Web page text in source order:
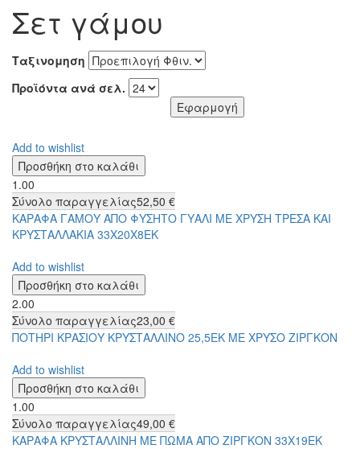
Σετ γάμου
Ταξινομηση
Προϊόντα ανά σελ.
Add to wishlist
1.00
Σύνολο παραγγελίας52,50 €
ΚΑΡΑΦΑ ΓΑΜΟΥ ΑΠΟ ΦΥΣΗΤΟ ΓΥΑΛΙ ΜΕ ΧΡΥΣΗ ΤΡΕΣΑ ΚΑΙ
ΚΡΥΣΤΑΛΛΑΚΙΑ 33Χ20Χ8ΕΚ
Add to wishlist
2.00
Σύνολο παραγγελίας23,00 €
ΠΟΤΗΡΙ ΚΡΑΣΙΟΥ ΚΡΥΣΤΑΛΛΙΝΟ 25,5ΕΚ ΜΕ ΧΡΥΣΟ ΖΙΡΓΚΟΝ
Add to wishlist
1.00
Σύνολο παραγγελίας49,00 €
ΚΑΡΑΦΑ ΚΡΥΣΤΑΛΛΙΝΗ ΜΕ ΠΩΜΑ ΑΠΟ ΖΙΡΓΚΟΝ 33Χ19ΕΚ